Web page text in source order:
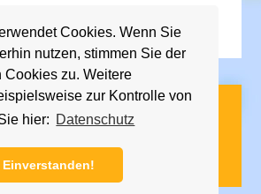
Cookies. Wenn Sie
nutzen, stimmen Sie der
Cookies zu. Weitere
zur Kontrolle von
hier: Datenschutz
Einverstanden!
|Datenschutz